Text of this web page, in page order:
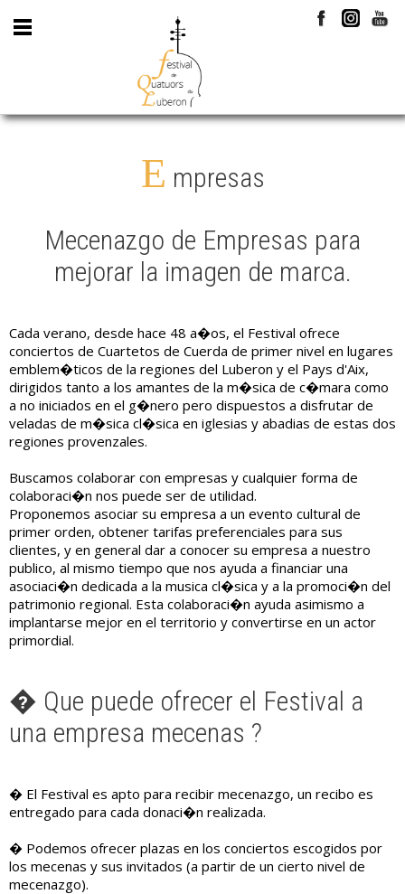
E mpresas
Mecenazgo de Empresas para
mejorar la imagen de marca.
Cada verano, desde hace 48 a�os, el Festival ofrece
conciertos de Cuartetos de Cuerda de primer nivel en lugares
emblem�ticos de la regiones del Luberon y el Pays d'Aix,
dirigidos tanto a los amantes de la m�sica de c�mara como
a no iniciados en el g�nero pero dispuestos a disfrutar de
veladas de m�sica cl�sica en iglesias y abadias de estas dos
regiones provenzales.
Buscamos colaborar con empresas y cualquier forma de
colaboraci�n nos puede ser de utilidad.
Proponemos asociar su empresa a un evento cultural de
primer orden, obtener tarifas preferenciales para sus
clientes, y en general dar a conocer su empresa a nuestro
publico, al mismo tiempo que nos ayuda a financiar una
asociaci�n dedicada a la musica cl�sica y a la promoci�n del
patrimonio regional. Esta colaboraci�n ayuda asimismo a
implantarse mejor en el territorio y convertirse en un actor
primordial.
� Que puede ofrecer el Festival a
una empresa mecenas ?
� El Festival es apto para recibir mecenazgo, un recibo es
entregado para cada donaci�n realizada.
� Podemos ofrecer plazas en los conciertos escogidos por
los mecenas y sus invitados (a partir de un cierto nivel de
mecenazgo).